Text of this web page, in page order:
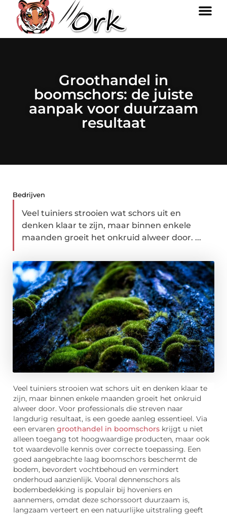
Groothandel in
boomschors: de juiste
aanpak voor duurzaam
resultaat
Bedrijven
Veel tuiniers strooien wat schors uit en
denken klaar te zijn, maar binnen enkele
maanden groeit het onkruid alweer door. ...
Veel tuiniers strooien wat schors uit en denken klaar te
zijn, maar binnen enkele maanden groeit het onkruid
alweer door. Voor professionals die streven naar
langdurig resultaat, is een goede aanleg essentieel. Via
een ervaren groothandel in boomschors krijgt u niet
alleen toegang tot hoogwaardige producten, maar ook
tot waardevolle kennis over correcte toepassing. Een
goed aangebrachte laag boomschors beschermt de
bodem, bevordert vochtbehoud en vermindert
onderhoud aanzienlijk. Vooral dennenschors als
bodembedekking is populair bij hoveniers en
aannemers, omdat deze schorssoort duurzaam is,
langzaam verteert en een natuurlijke uitstraling geeft